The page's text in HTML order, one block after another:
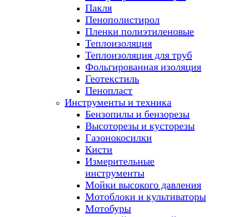
Пакля
Пенополистирол
Пленки полиэтиленовые
Теплоизоляция
Теплоизоляция для труб
Фольгированная изоляция
Геотекстиль
Пенопласт
Инструменты и техника
Бензопилы и бензорезы
Высоторезы и кусторезы
Газонокосилки
Кисти
Измерительные
инструменты
Мойки высокого давления
Мотоблоки и культиваторы
Мотобуры